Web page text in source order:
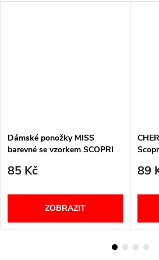
Dámské ponožky MISS
barevné se vzorkem SCOPRI
85 Kč
ZOBRAZIT
89